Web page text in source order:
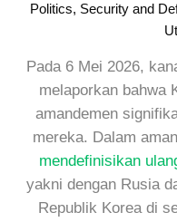
Politics, Security and
Pada 6 Mei 2026,
melaporkan bahwa
amandemen
mereka. Dalam
mendefinisikan
yakni dengan Rusia
Republik Korea di